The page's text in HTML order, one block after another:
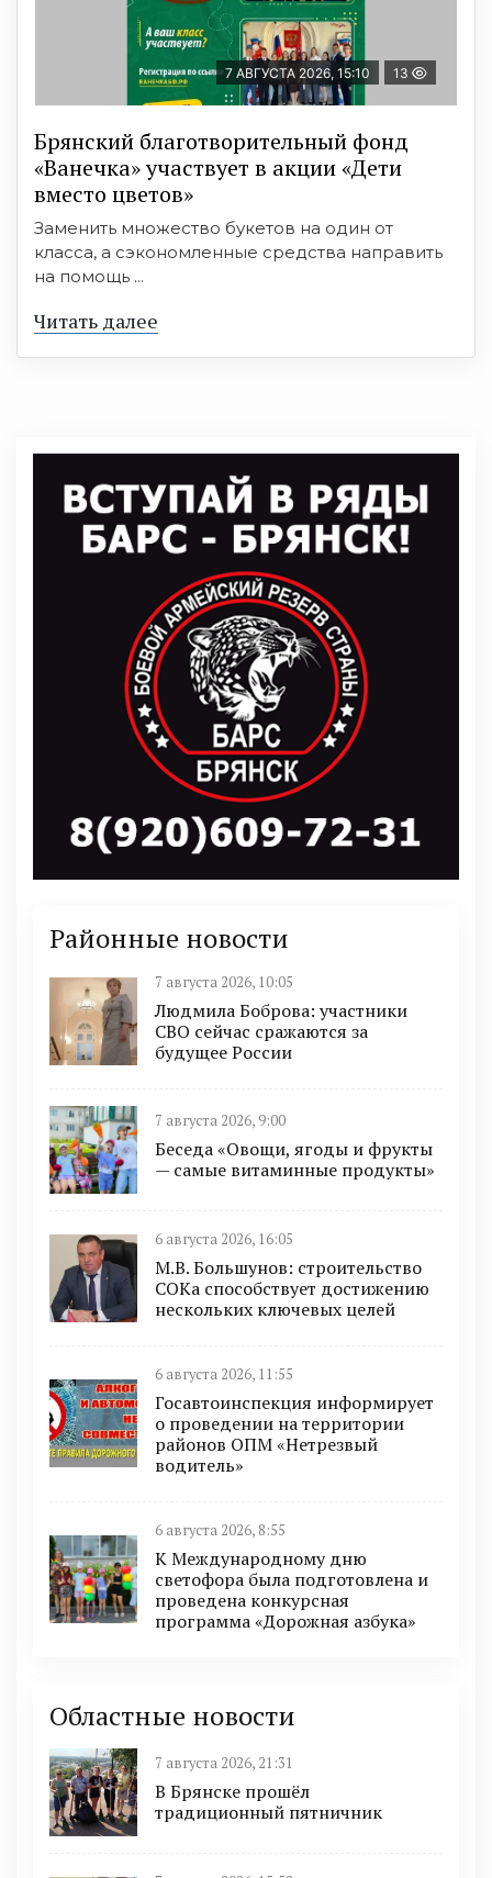
7 АВГУСТА 2026, 15:10 13
Брянский благотворительный фонд
«Ванечка» участвует в акции «Дети
вместо цветов»
Заменить множество букетов на один от
класса, а сэкономленные средства направить
на помощь ...
Читать далее
Районные новости
7 августа 2026, 10:05
Людмила Боброва: участники
СВО сейчас сражаются за
будущее России
7 августа 2026, 9:00
Беседа «Овощи, ягоды и фрукты
— самые витаминные продукты»
6 августа 2026, 16:05
М.В. Большунов: строительство
СОКа способствует достижению
нескольких ключевых целей
6 августа 2026, 11:55
Госавтоинспекция информирует
о проведении на территории
районов ОПМ «Нетрезвый
водитель»
6 августа 2026, 8:55
К Международному дню
светофора была подготовлена и
проведена конкурсная
программа «Дорожная азбука»
Областные новости
7 августа 2026, 21:31
В Брянске прошёл
традиционный пятничник